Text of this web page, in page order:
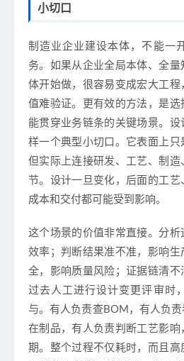
小切口
制造业企业建设本体，不能一
务。如果从企业全局本体、全
体开始做，很容易变成宏大工
值难验证。更有效的方法，是选
能贯穿业务链条的关键场景。
样一个典型小切口。它表面上只
但实际上连接研发、工艺、制造
节。设计一旦变化，后面的工艺
成本和交付都可能受到影响。
这个场景的价值非常直接。分
效率；判断结果准不准，影响
全，影响质量风险；证据链清不
过去人工进行设计变更评审时
与。有人负责查BOM，有人负
在制品，有人负责判断工艺影响
期。整个过程不仅耗时，而且